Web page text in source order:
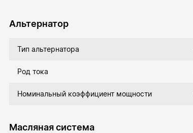
Альтернатор
Тип альтернатора
Род тока
Номинальный коэффициент мощности
Масляная система